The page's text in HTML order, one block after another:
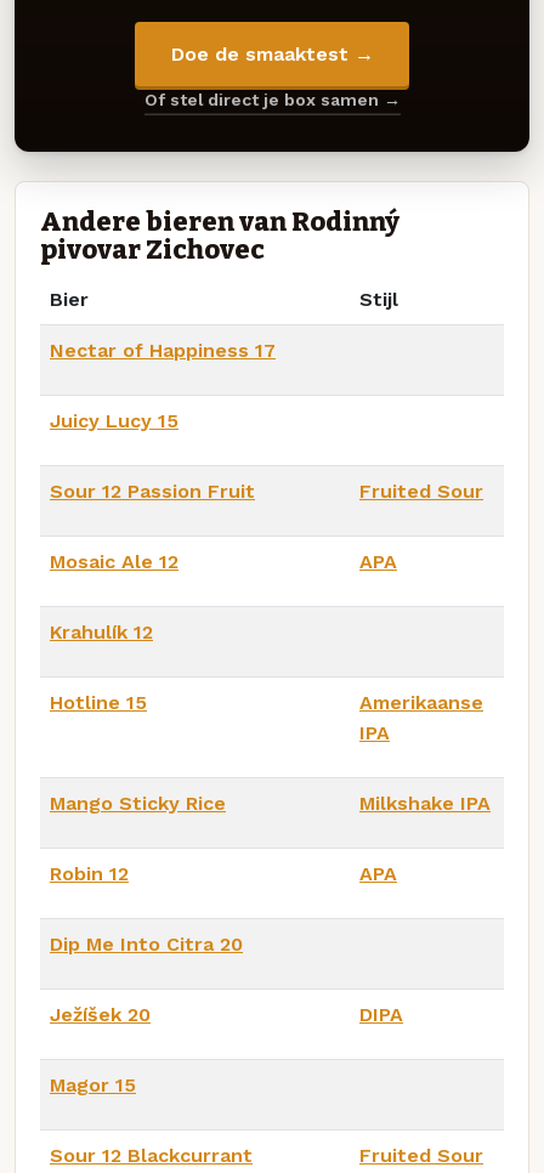
Doe de smaaktest →
Of stel direct je box samen →
Andere bieren van Rodinný
pivovar Zichovec
Bier Stijl
Nectar of Happiness 17
Juicy Lucy 15
Sour 12 Passion Fruit Fruited Sour
Mosaic Ale 12 APA
Krahulík 12
Hotline 15
Amerikaanse
IPA
Mango Sticky Rice Milkshake IPA
Robin 12 APA
Dip Me Into Citra 20
Ježíšek 20 DIPA
Magor 15
Sour 12 Blackcurrant Fruited Sour